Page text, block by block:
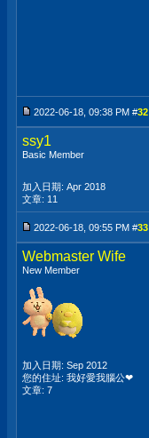
2022-06-18, 09:38 PM #32
ssy1
Basic Member
加入日期: Apr 2018
文章: 11
2022-06-18, 09:55 PM #33
Webmaster Wife
New Member
加入日期: Sep 2012
您的住址: 我好愛我腦公❤
文章: 7